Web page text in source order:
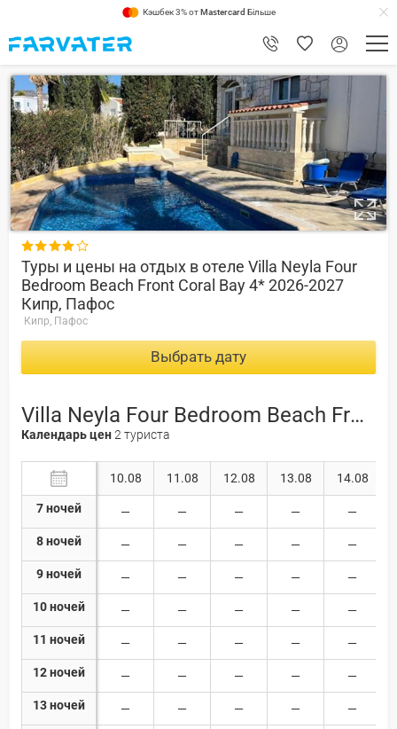
Кэшбек 3% отMastercard Більше
9.8

Туры и цены на отдых в отеле Villa Neyla Four
Bedroom Beach Front Coral Bay 4* 2026-2027
Кипр, Пафос
Кипр, Пафос
Выбрать дату
Villa Neyla Four Bedroom Beach Front Coral Bay 4*
Календарь цен2 туриста
7 ночей
8 ночей
9 ночей
10 ночей
11 ночей
12 ночей
13 ночей
10.08 11.08 12.08 13.08 14.08